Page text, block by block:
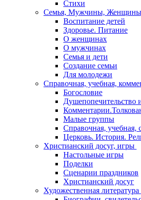
Стихи
Семья, Мужчины,
Воспитание детей
Здоровье. Питание
О женщинах
О мужчинах
Семья и дети
Создание семьи
Для молодежи
Справочная, учебная,
Богословие
Душепопечительство
Малые группы
Справочная, учебная,
Церковь. История.
Христианский досуг, игры
Настольные игры
Поделки
Сценарии праздников
Христианский досуг
Художественная литература